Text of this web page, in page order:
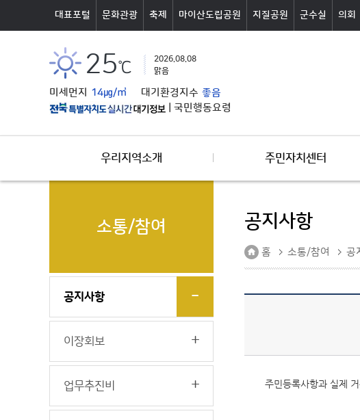
대표포털 문화관광 축제 마이산도립공원 지질공원 군수실 의회
25℃
2026.08.08
맑음
미세먼지 14㎍/㎥ 대기환경지수 좋음
국민행동요령
우리지역소개 주민자치센터
소통/참여
공지사항
이장회보
업무추진비
공지사항
홈 소통/참여 공
주민등록사항과 실제